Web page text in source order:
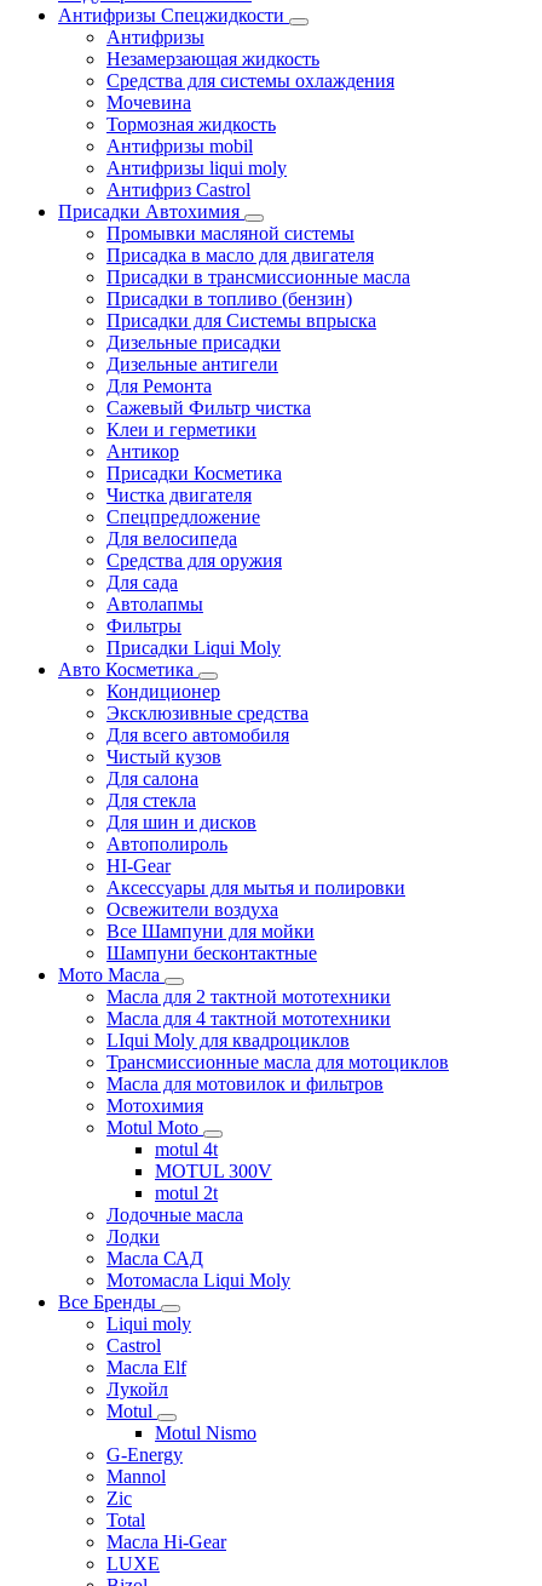
Антифризы Спецжидкости
Антифризы
Незамерзающая жидкость
Средства для системы охлаждения
Мочевина
Тормозная жидкость
Антифризы mobil
Антифризы liqui moly
Антифриз Castrol
Присадки Автохимия
Промывки масляной системы
Присадка в масло для двигателя
Присадки в трансмиссионные масла
Присадки в топливо (бензин)
Присадки для Системы впрыска
Дизельные присадки
Дизельные антигели
Для Ремонта
Сажевый Фильтр чистка
Клеи и герметики
Антикор
Присадки Косметика
Чистка двигателя
Спецпредложение
Для велосипеда
Средства для оружия
Для сада
Автолапмы
Фильтры
Присадки Liqui Moly
Авто Косметика
Кондиционер
Эксклюзивные средства
Для всего автомобиля
Чистый кузов
Для салона
Для стекла
Для шин и дисков
Автополироль
HI-Gear
Аксессуары для мытья и полировки
Освежители воздуха
Все Шампуни для мойки
Шампуни бесконтактные
Мото Масла
Масла для 2 тактной мототехники
Масла для 4 тактной мототехники
LIqui Moly для квадроциклов
Трансмиссионные масла для мотоциклов
Масла для мотовилок и фильтров
Мотохимия
Motul Moto
motul 4t
MOTUL 300V
motul 2t
Лодочные масла
Лодки
Масла САД
Мотомасла Liqui Moly
Все Бренды
Liqui moly
Castrol
Масла Elf
Лукойл
Motul
Motul Nismo
G-Energy
Mannol
Zic
Total
Масла Hi-Gear
LUXE